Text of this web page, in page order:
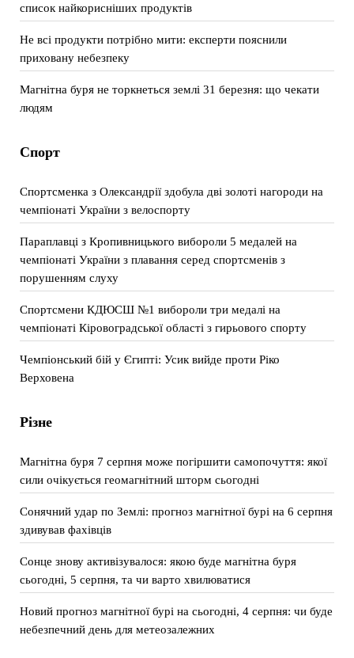
список найкорисніших продуктів
Не всі продукти потрібно мити: експерти пояснили
приховану небезпеку
Магнітна буря не торкнеться землі 31 березня: що чекати
людям
Спорт
Спортсменка з Олександрії здобула дві золоті нагороди на
чемпіонаті України з велоспорту
Параплавці з Кропивницького вибороли 5 медалей на
чемпіонаті України з плавання серед спортсменів з
порушенням слуху
Спортсмени КДЮСШ №1 вибороли три медалі на
чемпіонаті Кіровоградської області з гирьового спорту
Чемпіонський бій у Єгипті: Усик вийде проти Ріко
Верховена
Різне
Магнітна буря 7 серпня може погіршити самопочуття: якої
сили очікується геомагнітний шторм сьогодні
Сонячний удар по Землі: прогноз магнітної бурі на 6 серпня
здивував фахівців
Сонце знову активізувалося: якою буде магнітна буря
сьогодні, 5 серпня, та чи варто хвилюватися
Новий прогноз магнітної бурі на сьогодні, 4 серпня: чи буде
небезпечний день для метеозалежних